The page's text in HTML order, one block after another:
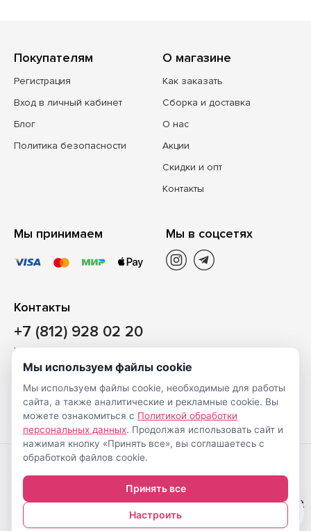
Покупателям
Регистрация
Вход в личный кабинет
Блог
Политика безопасности
О магазине
Как заказать
Сборка и доставка
О нас
Акции
Скидки и опт
Контакты
Мы принимаем Мы в соцсетях
Контакты
+7 (812) 928 02 20
Наш магазин
Санкт-Петербург, ул. Ворошилова, д. 2, Литер «Р» (БЦ
«Сигнал»), 3 этаж, пом. 2
На карте
Создание
интернет-
магазинов
© Shveimarkt.ru,
2017-2026
Настройка cookie
0
Мы используем файлы cookie
Мы используем файлы cookie, необходимые для работы
сайта, а также аналитические и рекламные cookie. Вы
можете ознакомиться с Политикой обработки
персональных данных. Продолжая использовать сайт и
нажимая кнопку «Принять все», вы соглашаетесь с
обработкой файлов cookie.
Принять все
Настроить